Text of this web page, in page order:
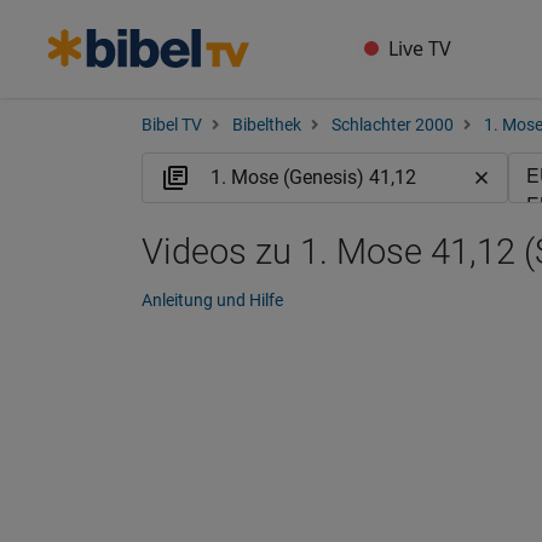
Live TV
Bibel TV Bibelthek Schlachter 2000 1.
Videos zu 1. Mose 41,12
Anleitung und Hilfe